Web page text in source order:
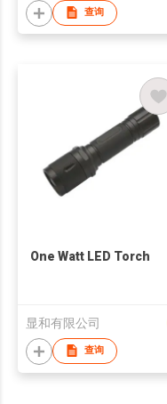
查询
One Watt LED Torch
显和有限公司
查询